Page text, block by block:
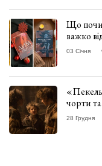
Що
важко
03 Січня
чорти
ВІДГУК
28 Грудня